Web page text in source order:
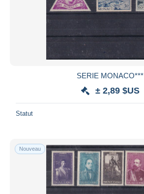
SERIE MONACO***
± 2,89 $US
Statut
Nouveau